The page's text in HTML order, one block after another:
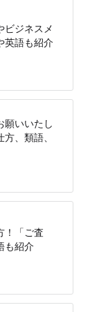
ビジネスメ
英語も紹介
願いいたし
、類語、
！「ご査
も紹介